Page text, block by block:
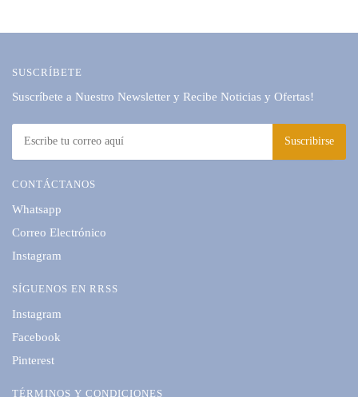
SUSCRÍBETE
Suscríbete a Nuestro Newsletter y Recibe Noticias y Ofertas!
CONTÁCTANOS
Whatsapp
Correo Electrónico
Instagram
SÍGUENOS EN RRSS
Instagram
Facebook
Pinterest
TÉRMINOS Y CONDICIONES